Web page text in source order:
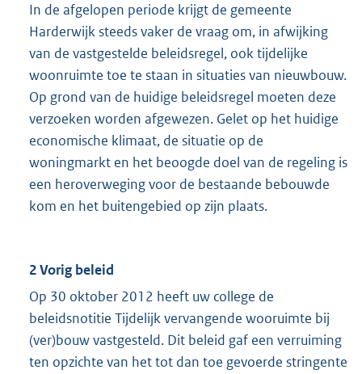
In de afgelopen periode krijgt de gemeente
Harderwijk steeds vaker de vraag om, in afwijking
van de vastgestelde beleidsregel, ook tijdelijke
woonruimte toe te staan in situaties van nieuwbouw.
Op grond van de huidige beleidsregel moeten deze
verzoeken worden afgewezen. Gelet op het huidige
economische klimaat, de situatie op de
woningmarkt en het beoogde doel van de regeling is
een heroverweging voor de bestaande bebouwde
kom en het buitengebied op zijn plaats.
2 Vorig beleid
Op 30 oktober 2012 heeft uw college de
beleidsnotitie Tijdelijk vervangende wooruimte bij
(ver)bouw vastgesteld. Dit beleid gaf een verruiming
ten opzichte van het tot dan toe gevoerde stringente